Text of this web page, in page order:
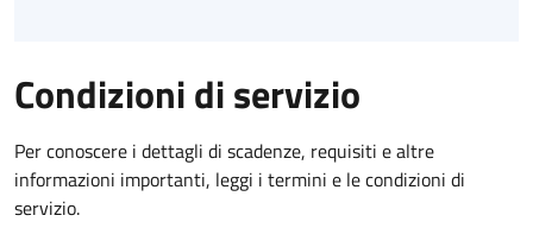
Condizioni di servizio
Per conoscere i dettagli di scadenze, requisiti e altre
informazioni importanti, leggi i termini e le condizioni di
servizio.